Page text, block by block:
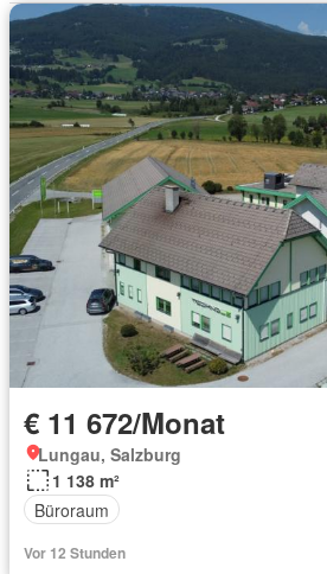
€ 11 672/Monat
Lungau, Salzburg
1 138 m²
Büroraum
Vor 12 Stunden